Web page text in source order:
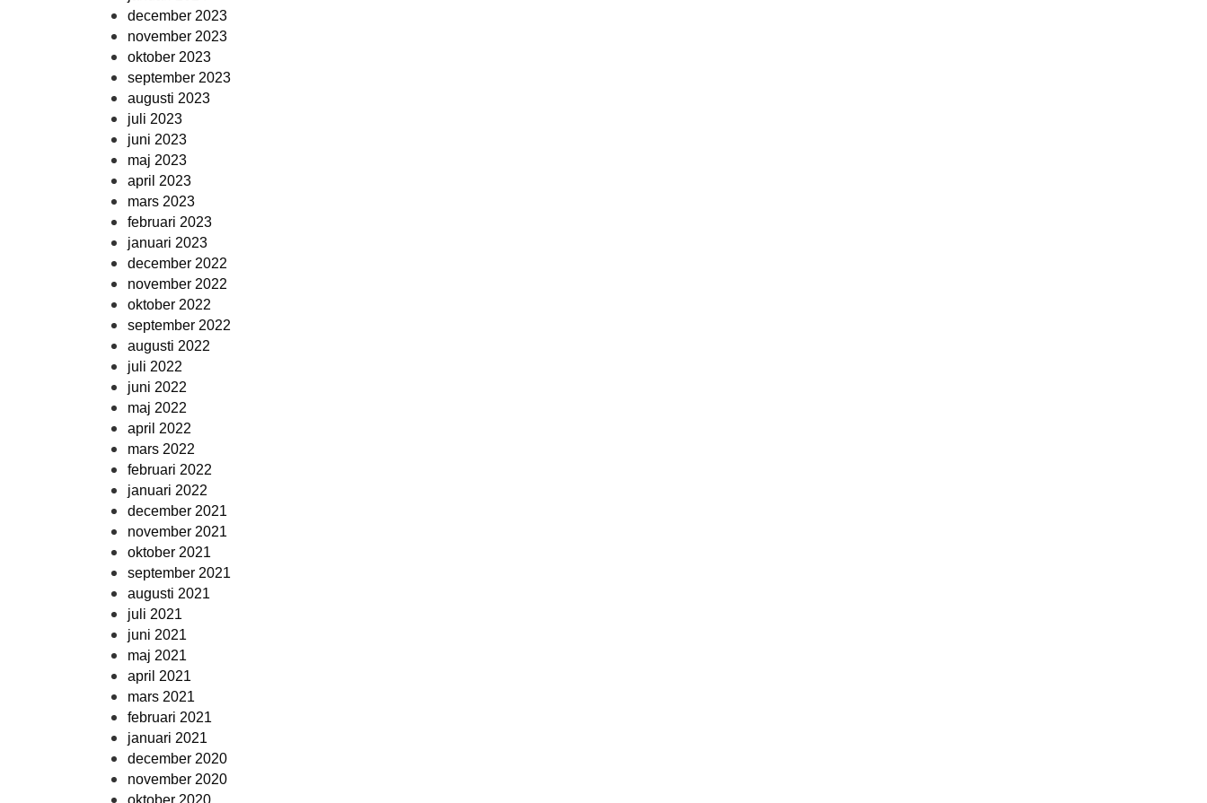
december 2023
november 2023
oktober 2023
september 2023
augusti 2023
juli 2023
juni 2023
maj 2023
april 2023
mars 2023
februari 2023
januari 2023
december 2022
november 2022
oktober 2022
september 2022
augusti 2022
juli 2022
juni 2022
maj 2022
april 2022
mars 2022
februari 2022
januari 2022
december 2021
november 2021
oktober 2021
september 2021
augusti 2021
juli 2021
juni 2021
maj 2021
april 2021
mars 2021
februari 2021
januari 2021
december 2020
november 2020